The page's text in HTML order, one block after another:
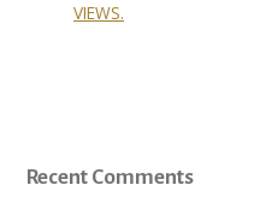
VIEWS.
Recent Comments